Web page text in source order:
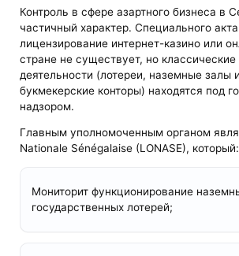
Контроль в сфере азартного бизнеса в
частичный характер. Специального
лицензирование интернет-казино или
стране не существует, но
деятельности (лотереи, наземные залы
букмекерские конторы) находятся под
надзором.
Главным уполномоченным органом
Nationale Sénégalaise (LONASE), который:
Мониторит функционирование
государственных лотерей;